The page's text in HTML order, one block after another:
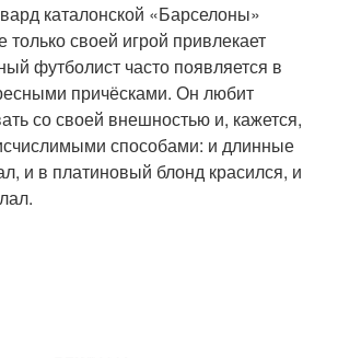
каталонской «Барселоны»
своей игрой привлекает
футболист часто появляется в
причёсками. Он любит
со своей внешностью и, кажется,
способами: и длинные
и в платиновый блонд красился, и